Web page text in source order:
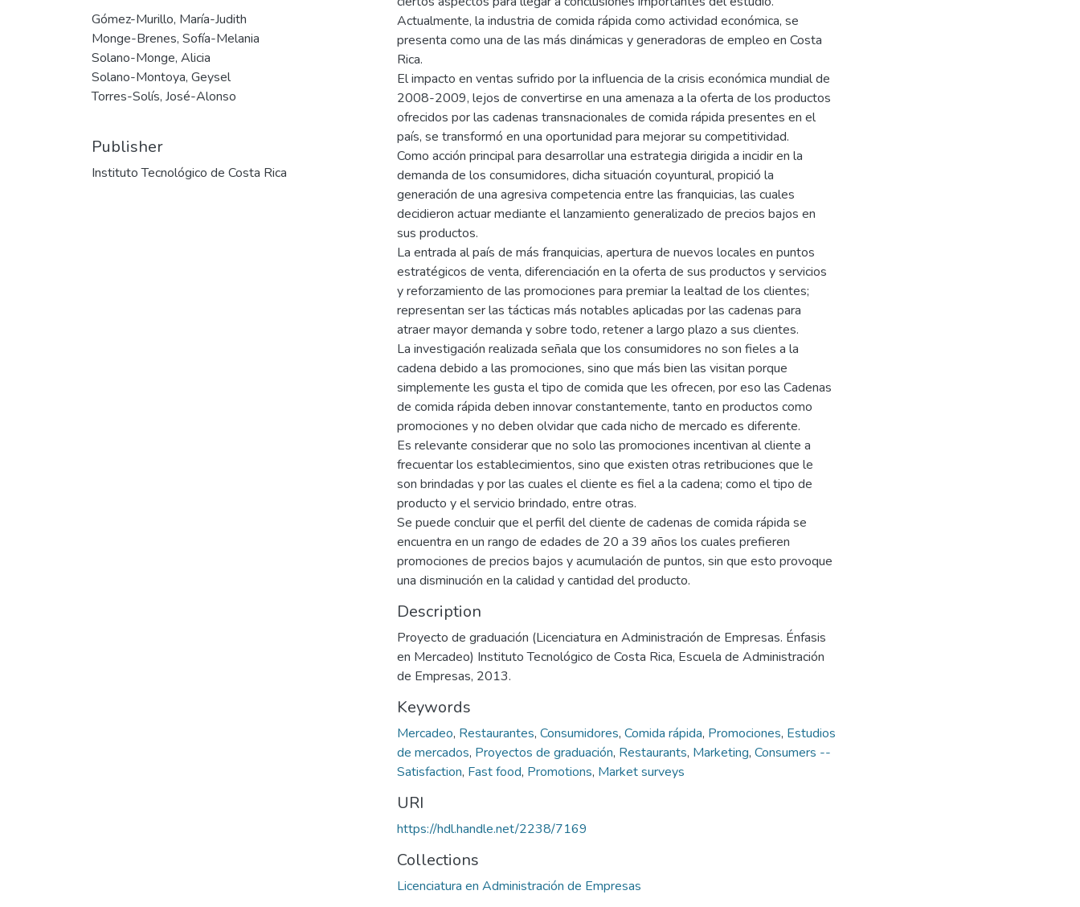
Gómez-Murillo, María-Judith
Monge-Brenes, Sofía-Melania
Solano-Monge, Alicia
Solano-Montoya, Geysel
Torres-Solís, José-Alonso
Publisher
Instituto Tecnológico de Costa Rica
Actualmente, la industria de comida rápida como actividad económica, se
presenta como una de las más dinámicas y generadoras de empleo en Costa
Rica.
El impacto en ventas sufrido por la influencia de la crisis económica mundial de
2008-2009, lejos de convertirse en una amenaza a la oferta de los productos
ofrecidos por las cadenas transnacionales de comida rápida presentes en el
país, se transformó en una oportunidad para mejorar su competitividad.
Como acción principal para desarrollar una estrategia dirigida a incidir en la
demanda de los consumidores, dicha situación coyuntural, propició la
generación de una agresiva competencia entre las franquicias, las cuales
decidieron actuar mediante el lanzamiento generalizado de precios bajos en
sus productos.
La entrada al país de más franquicias, apertura de nuevos locales en puntos
estratégicos de venta, diferenciación en la oferta de sus productos y servicios
y reforzamiento de las promociones para premiar la lealtad de los clientes;
representan ser las tácticas más notables aplicadas por las cadenas para
atraer mayor demanda y sobre todo, retener a largo plazo a sus clientes.
La investigación realizada señala que los consumidores no son fieles a la
cadena debido a las promociones, sino que más bien las visitan porque
simplemente les gusta el tipo de comida que les ofrecen, por eso las Cadenas
de comida rápida deben innovar constantemente, tanto en productos como
promociones y no deben olvidar que cada nicho de mercado es diferente.
Es relevante considerar que no solo las promociones incentivan al cliente a
frecuentar los establecimientos, sino que existen otras retribuciones que le
son brindadas y por las cuales el cliente es fiel a la cadena; como el tipo de
producto y el servicio brindado, entre otras.
Se puede concluir que el perfil del cliente de cadenas de comida rápida se
encuentra en un rango de edades de 20 a 39 años los cuales prefieren
promociones de precios bajos y acumulación de puntos, sin que esto provoque
una disminución en la calidad y cantidad del producto.
Description
Proyecto de graduación (Licenciatura en Administración de Empresas. Énfasis
en Mercadeo) Instituto Tecnológico de Costa Rica, Escuela de Administración
de Empresas, 2013.
Keywords
Mercadeo, Restaurantes, Consumidores, Comida rápida, Promociones, Estudios
de mercados, Proyectos de graduación, Restaurants, Marketing, Consumers --
Satisfaction, Fast food, Promotions, Market surveys
URI
https://hdl.handle.net/2238/7169
Collections
Licenciatura en Administración de Empresas